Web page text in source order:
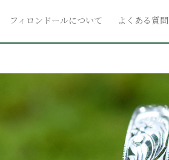
フィロンドールについて よくある質問